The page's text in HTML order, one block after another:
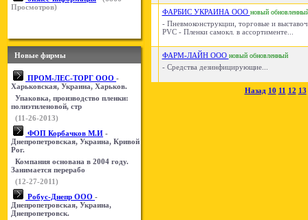
Просмотров)
Новые фирмы
ПРОМ-ЛЕС-ТОРГ ООО -
Харьковская, Украина, Харьков.
Упаковка, производство пленки:
полиэтиленовой, стр
(11-26-2013)
ФОП Корбачков М.И -
Днепропетровская, Украина, Кривой
Рог.
Компания основана в 2004 году.
Занимается перерабо
(12-27-2011)
Робус-Днепр ООО -
Днепропетровская, Украина,
Днепропетровск.
ФАРБИС УКРАИНА ООО новый
- Пневмоконструкции, торговые и
PVC - Пленки самокл. в ассортименте...
ФАРМ-ЛАЙН ООО новый обновленный
- Средства дезинфицирующие...
Назад 10 11 12 13